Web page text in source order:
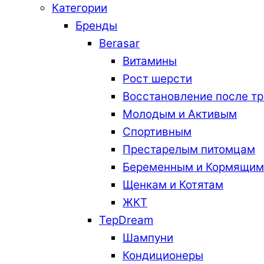
Категории
Бренды
Berasar
Витамины
Рост шерсти
Восстановление после
Молодым и Активым
Спортивным
Престарелым питомцам
Беременным и Кормящим
Щенкам и Котятам
ЖКТ
TepDream
Шампуни
Кондиционеры